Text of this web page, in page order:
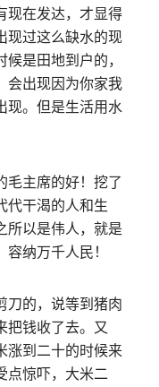
现在发达，才显得
现过这么缺水的现
是田地到户的，
会出现因为你家我
现。但是生活用水
毛主席的好！挖了
代干渴的人和生
所以是伟人，就是
纳万千人民！
刀的，说等到猪肉
把钱收了去。又
涨到二十的时候来
点惊吓，大米二